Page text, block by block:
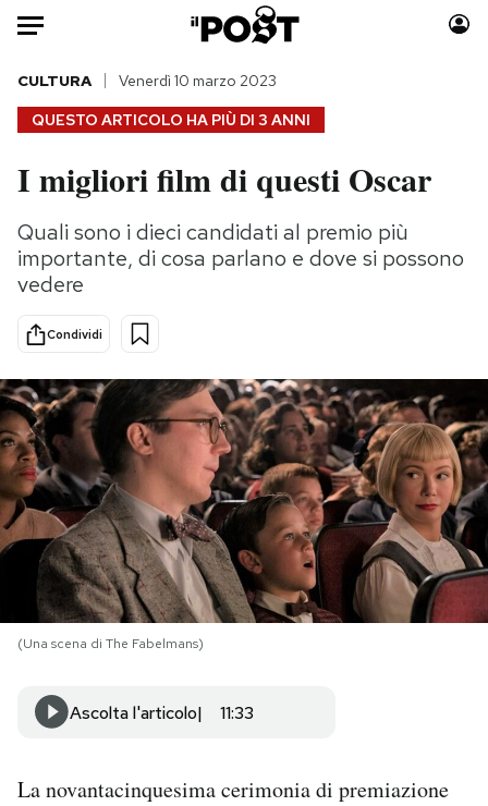
Auto
HOME
Italia
Politica
Scienza
Economia
Sport
Moda
Consumismi
Altrecose
Mondiali calcio 2026
PODCAST
NEWSLETTER
QUESTO ARTICOLO HA PIÙ DI 3 ANNI
CULTURA Venerdì 10 marzo 2023
I migliori film di questi Oscar
Quali sono i dieci candidati al premio più
importante, di cosa parlano e dove si possono
vedere
Condividi
(Una scena di The Fabelmans)
Ascolta l'articolo 11:33
La novantacinquesima cerimonia di premiazione